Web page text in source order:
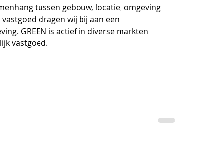
tussen gebouw, locatie, omgeving
dragen wij bij aan een
GREEN is actief in diverse markten
vastgoed.